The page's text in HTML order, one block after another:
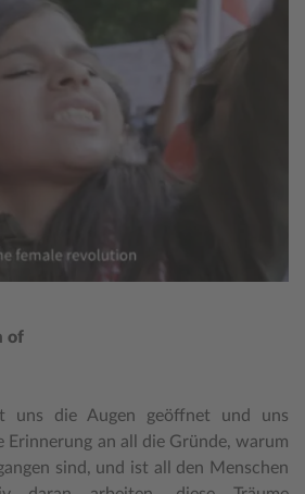
of
uns die Augen geöffnet und uns
Erinnerung an all die Gründe, warum
sind, und ist all den Menschen